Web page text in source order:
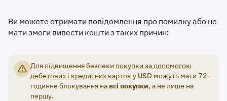
Ви можете отримати повідомлення про помилку або не
мати змоги вивести кошти з таких причин:
Для підвищення безпеки покупки за допомогою
дебетових і кредитних картоку USD можуть мати 72-
годинне блокування на всі покупки, а не лише на
першу.